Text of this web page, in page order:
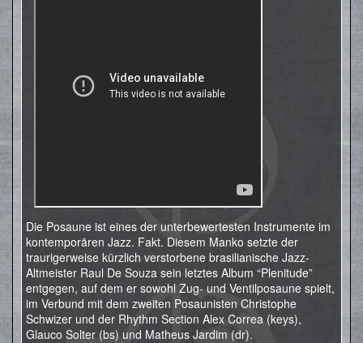
Die Posaune ist eines der unterbewertesten Instrumente im
kontemporären Jazz. Fakt. Diesem Manko setzte der
traurigerweise kürzlich verstorbene brasilianische Jazz-
Altmeister Raul De Souza sein letztes Album “Plenitude”
entgegen, auf dem er sowohl Zug- und Ventilposaune spielt,
im Verbund mit dem zweiten Posaunisten Christophe
Schwizer und der Rhythm Section Alex Correa (keys),
Glauco Solter (bs) und Matheus Jardim (dr).